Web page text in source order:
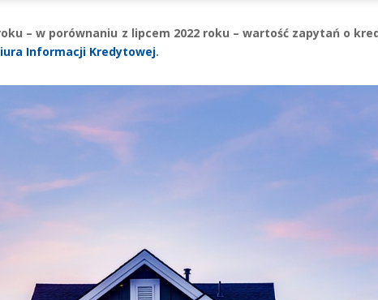
– w porównaniu z lipcem 2022 roku – wartość zapytań o
Informacji Kredytowej.